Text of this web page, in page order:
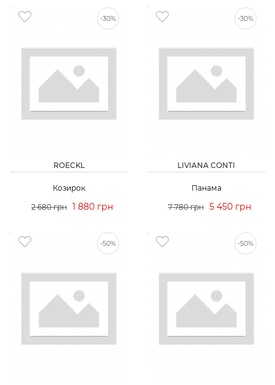
-30%
ROECKL
Козирок
2 680 грн 1 880 грн
-30%
LIVIANA CONTI
Панама
7 780 грн 5 450 грн
-50% -50%